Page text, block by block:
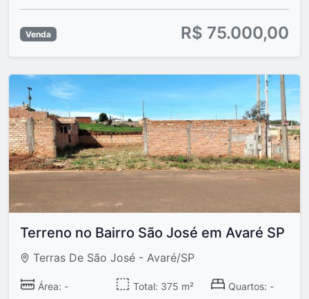
Venda R$ 75.000,00
Terreno no Bairro São José em Avaré SP
Terras De São José - Avaré/SP
Área: - Total: 375 m²
Quartos: -